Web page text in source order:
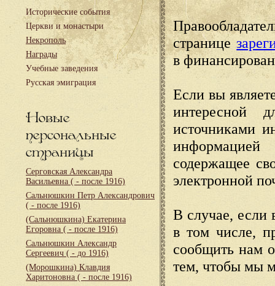
Исторические события
Церкви и монастыри
Некрополь
Награды
Учебные заведения
Русская эмиграция
Новые
персональные
страницы
Серговская Александра
Васильевна ( - после 1916)
Сальнюшкин Петр Александрович
( - после 1916)
(Сальнюшкина) Екатерина
Егоровна ( - после 1916)
Сальнюшкин Александр
Сергеевич ( - до 1916)
(Морошкина) Клавдия
Харитоновна ( - после 1916)
странице
в
Если вы
интересной
источниками
содержащее
электронной
В случае, если
в том числе,
сообщить нам
тем, чтобы мы